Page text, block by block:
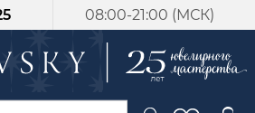
08:00-21:00 (МСК)
15 дней с